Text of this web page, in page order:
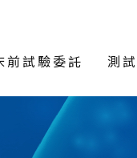
前試驗委託 測